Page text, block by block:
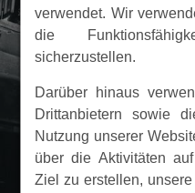
verwendet. Wir
die
sicherzustellen.
Darüber hinaus
Drittanbietern sowie
Nutzung unserer
über die Aktivitäten
Ziel zu erstellen,